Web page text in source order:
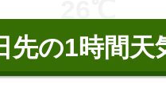
先の1時間天